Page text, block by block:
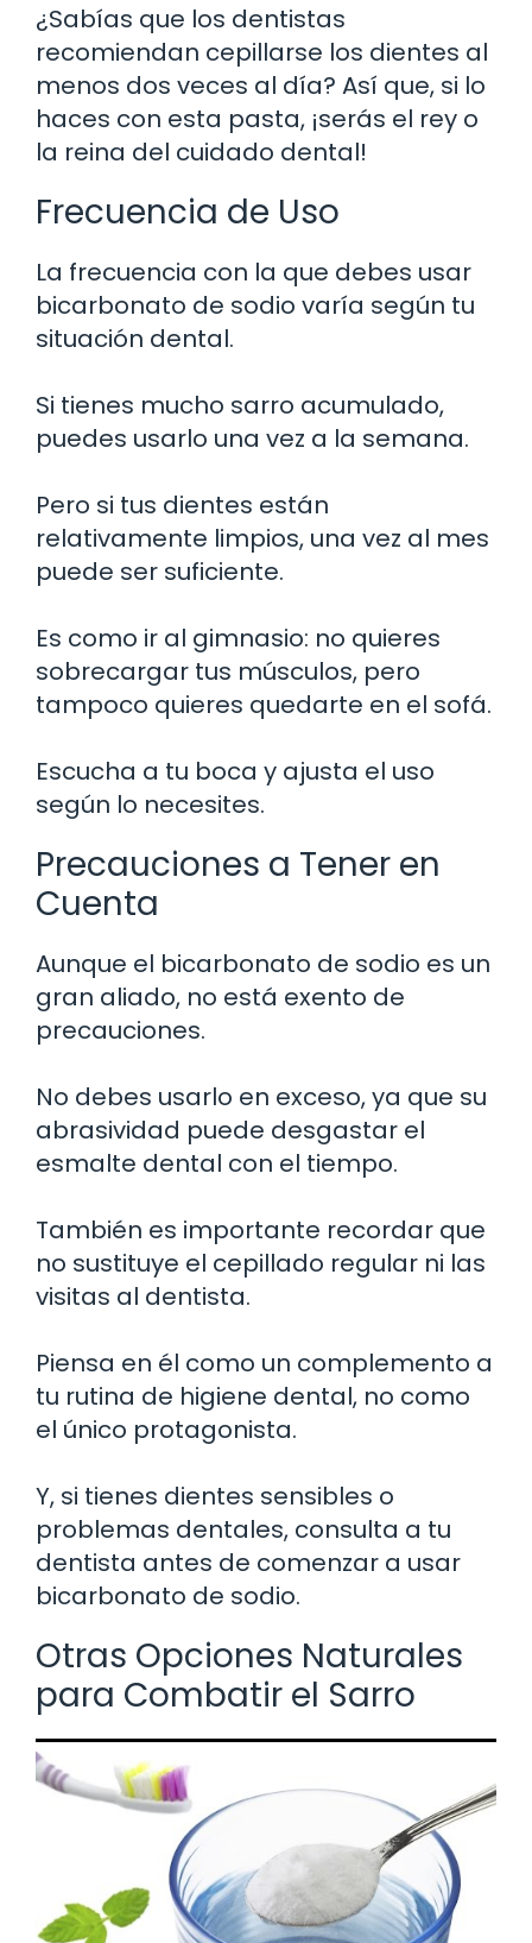
¿Sabías que los dentistas
recomiendan cepillarse los dientes al
menos dos veces al día? Así que, si lo
haces con esta pasta, ¡serás el rey o
la reina del cuidado dental!
Frecuencia de Uso
La frecuencia con la que debes usar
bicarbonato de sodio varía según tu
situación dental.
Si tienes mucho sarro acumulado,
puedes usarlo una vez a la semana.
Pero si tus dientes están
relativamente limpios, una vez al mes
puede ser suficiente.
Es como ir al gimnasio: no quieres
sobrecargar tus músculos, pero
tampoco quieres quedarte en el sofá.
Escucha a tu boca y ajusta el uso
según lo necesites.
Precauciones a Tener en
Cuenta
Aunque el bicarbonato de sodio es un
gran aliado, no está exento de
precauciones.
No debes usarlo en exceso, ya que su
abrasividad puede desgastar el
esmalte dental con el tiempo.
También es importante recordar que
no sustituye el cepillado regular ni las
visitas al dentista.
Piensa en él como un complemento a
tu rutina de higiene dental, no como
el único protagonista.
Y, si tienes dientes sensibles o
problemas dentales, consulta a tu
dentista antes de comenzar a usar
bicarbonato de sodio.
Otras Opciones Naturales
para Combatir el Sarro